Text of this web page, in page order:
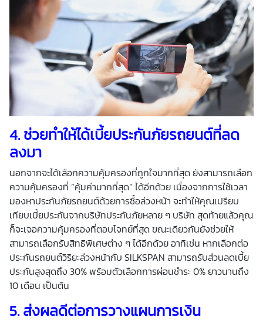
4.ช่วยทำให้ได้เบี้ยประกันภัยรถยนต์ที่ลด
ลงมา
นอกจากจะได้เลือกความคุ้มครองที่ถูกใจมากที่สุด ยังสามารถเลือก
ความคุ้มครองที่ “คุ้มค่ามากที่สุด” ได้อีกด้วย เนื่องจากการใช้เวลา
มองหาประกันภัยรถยนต์ด้วยการซื้อล่วงหน้า จะทำให้คุณเปรียบ
เทียบเบี้ยประกันจากบริษัทประกันภัยหลาย ๆ บริษัท สุดท้ายแล้วคุณ
ก็จะเจอความคุ้มครองที่ตอบโจทย์ที่สุด ขณะเดียวกันยังช่วยให้
สามารถเลือกรับสิทธิพิเศษต่าง ๆ ได้อีกด้วย อาทิเช่น หากเลือกต่อ
ประกันรถยนต์วิริยะล่วงหน้ากับ SILKSPAN สามารถรับส่วนลดเบี้ย
ประกันสูงสุดถึง 30% พร้อมตัวเลือกการผ่อนชำระ 0% ยาวนานถึง
10 เดือน เป็นต้น
5.ส่งผลดีต่อการวางแผนการเงิน